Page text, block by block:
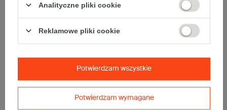
• Poczta Polska Paczka A
• InPost B
• Pocztex M
Maksymalna ilość w jednej przesyłce -6 x komplet
Analityczne pliki cookie
Reklamowe pliki cookie
Potwierdzam wymagane
Potwierdzam wszystkie